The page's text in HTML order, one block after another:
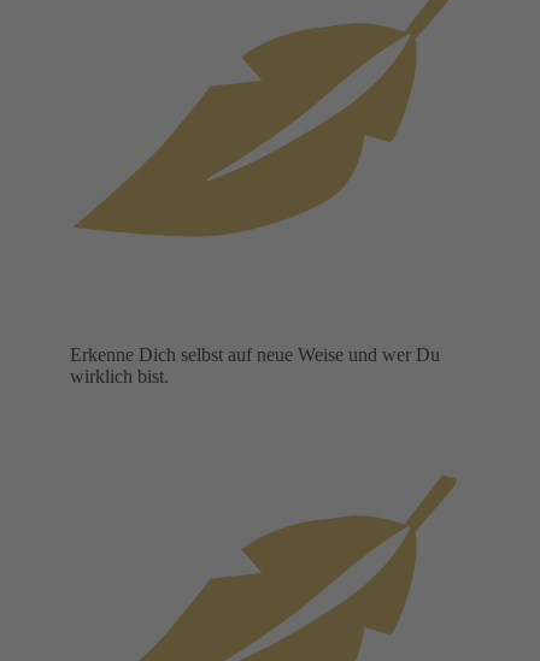
Erkenne Dich selbst auf neue Weise und wer Du
wirklich bist.